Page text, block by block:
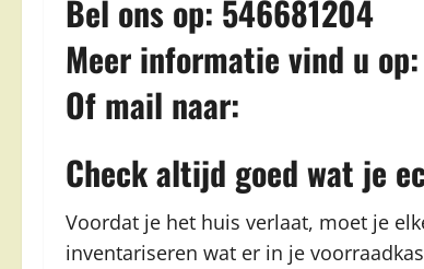
Bel ons op: 546681204
Meer informatie vind u op:
Of mail naar:
Check altijd goed wat je
Voordat je het huis verlaat, moet je
inventariseren wat er in je